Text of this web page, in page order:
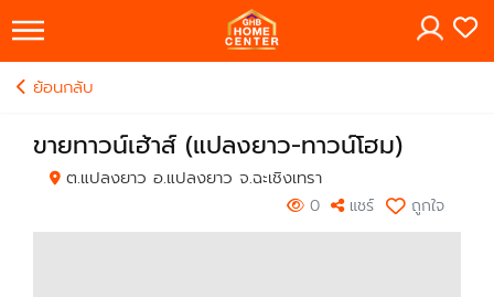
×
ย้อนกลับ
ขายทาวน์เฮ้าส์ (แปลงยาว-ทาวน์โฮม)
ต.แปลงยาว อ.แปลงยาว จ.ฉะเชิงเทรา
0 แชร์ ถูกใจ